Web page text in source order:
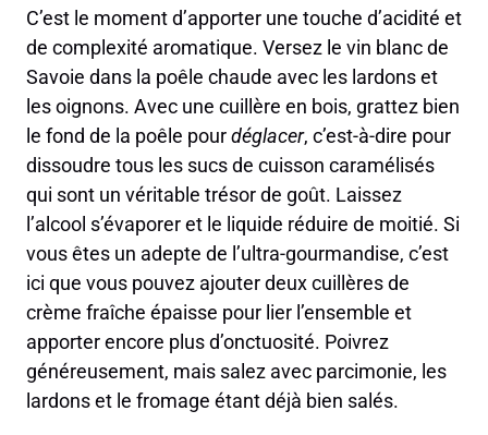
C’est le moment d’apporter une touche d’acidité et
de complexité aromatique. Versez le vin blanc de
Savoie dans la poêle chaude avec les lardons et
les oignons. Avec une cuillère en bois, grattez bien
le fond de la poêle pourdéglacer, c’est-à-dire pour
dissoudre tous les sucs de cuisson caramélisés
qui sont un véritable trésor de goût. Laissez
l’alcool s’évaporer et le liquide réduire de moitié. Si
vous êtes un adepte de l’ultra-gourmandise, c’est
ici que vous pouvez ajouter deux cuillères de
crème fraîche épaisse pour lier l’ensemble et
apporter encore plus d’onctuosité. Poivrez
généreusement, mais salez avec parcimonie, les
lardons et le fromage étant déjà bien salés.